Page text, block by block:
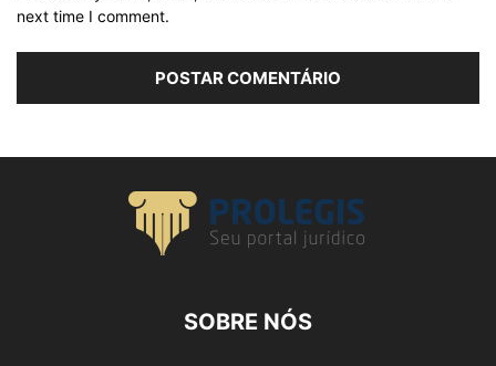
next time I comment.
SOBRE NÓS